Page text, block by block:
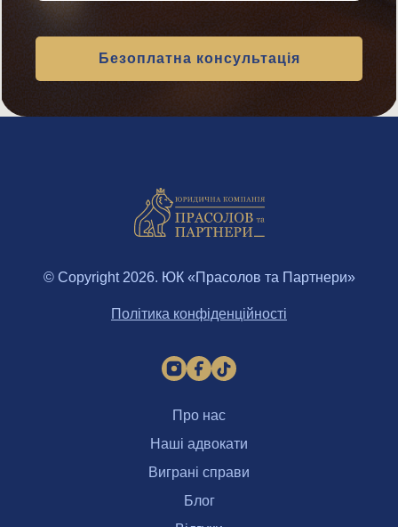
© Copyright 2026. ЮК «Прасолов та Партнери»
Політика конфіденційності
Про нас
Наші адвокати
Виграні справи
Блог